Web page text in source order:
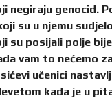
negiraju genocid.
su u njemu
su posijali polje
vam to nećemo
učenici
kada je u